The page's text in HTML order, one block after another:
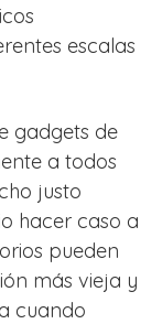
escalas
gadgets de
a todos
justo
hacer caso a
pueden
más vieja y
cuando